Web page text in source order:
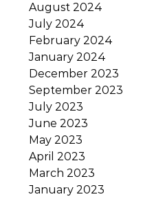
August 2024
July 2024
February 2024
January 2024
December 2023
September 2023
July 2023
June 2023
May 2023
April 2023
March 2023
January 2023